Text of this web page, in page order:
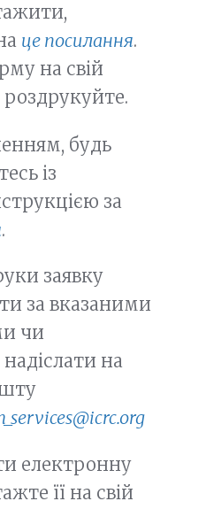
це посилання.
на свій
будь
із
за
.
заявку
за вказаними
чи
на
електронну
її на свій